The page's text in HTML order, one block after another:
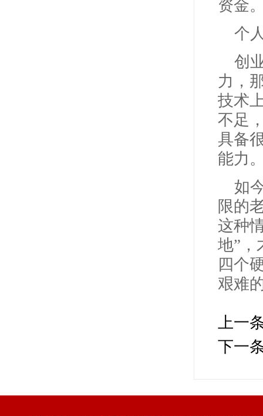
资金
个
创
力，
技术
不足
具备
能力
如
限的
这种
地”，
四个
艰难
上一
下一